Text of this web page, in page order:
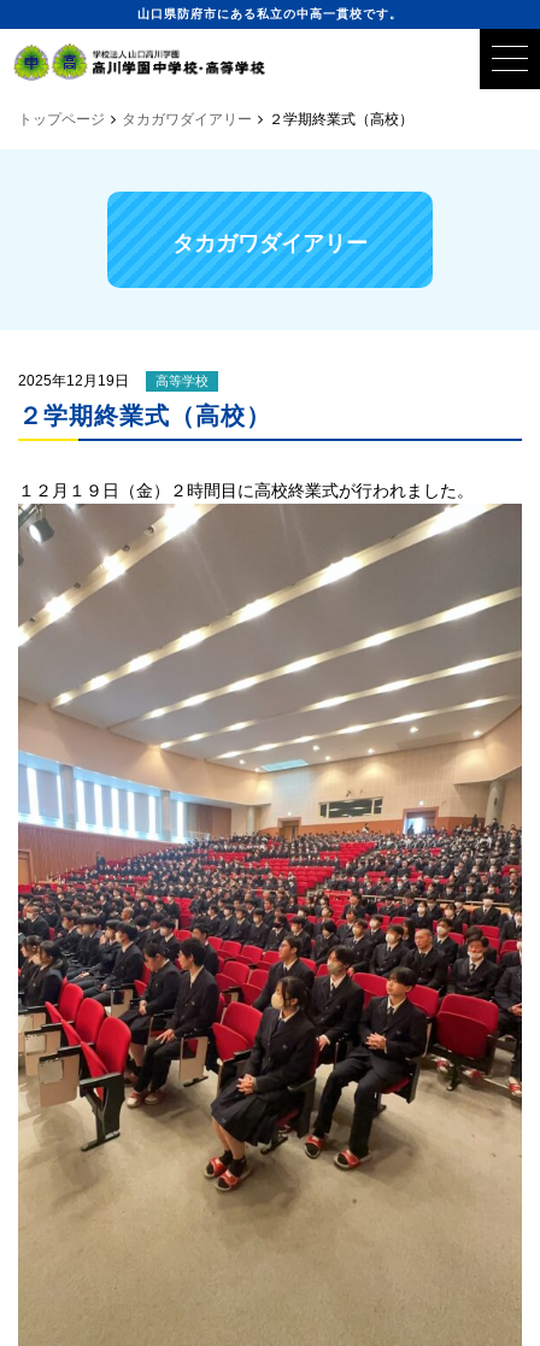
山口県防府市にある私立の中高一貫校です。
トップページ タカガワダイアリー ２学期終業式（高校）
タカガワダイアリー
2025年12月19日 高等学校
２学期終業式（高校）
１２月１９日（金）２時間目に高校終業式が行われました。